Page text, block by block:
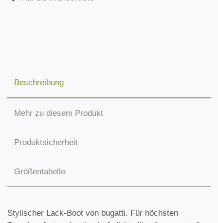
Beschreibung
Mehr zu diesem Produkt
Produktsicherheit
Größentabelle
Stylischer Lack-Boot von bugatti. Für höchsten